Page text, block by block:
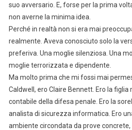
suo avversario. E, forse per la prima
non averne la minima idea.
Perché in realtà non si era mai
realmente. Aveva conosciuto solo la
preferiva. Una moglie silenziosa. Una
moglie terrorizzata e dipendente.
Ma molto prima che mi fossi mai
Caldwell, ero Claire Bennett. Ero la
contabile della difesa penale. Ero la
analista di sicurezza informatica. Ero
ambiente circondata da prove concrete,